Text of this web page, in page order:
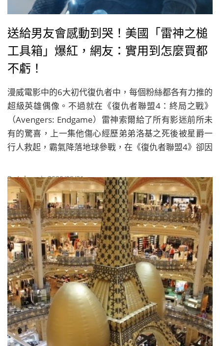
送給男友會感動到哭！美國「雷神之槌
工具箱」爆紅，網友：實用到怎麼買都
不虧！
漫威電影中的6大初代復仇者中，每個粉絲都各有力推的
超級英雄偶像。不過就在《復仇者聯盟4：終局之戰》
（Avengers: Endgame）雷神索爾給了所有影迷前所未
有的驚喜，上一集他傷心經歷弟弟洛基之死後被星爵一
行人救起，霸氣降落地球參戰，在《復仇者聯盟4》卻因
不過與美國隊長、鋼鐵人一起重新振作的他，以三巨頭
之姿對抗大魔王薩諾斯，你是否也忍不住想要擁有那把
連美隊都終於舉起的雷神之槌呢？
ByJuksy| 2020/08/01